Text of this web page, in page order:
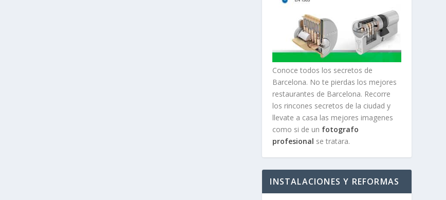
Conoce todos los secretos de
Barcelona. No te pierdas los mejores
restaurantes de Barcelona. Recorre
los rincones secretos de la ciudad y
llevate a casa las mejores imagenes
como si de un fotografo
profesional se tratara.
INSTALACIONES Y REFORMAS